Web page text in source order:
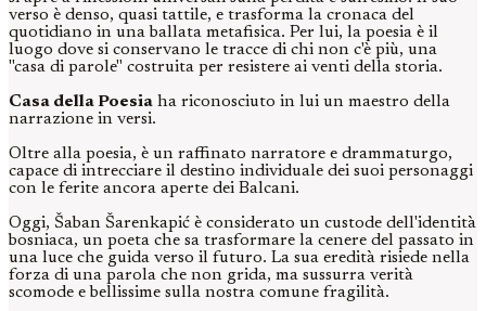
verso è denso, quasi tattile, e trasforma la cronaca del
quotidiano in una ballata metafisica. Per lui, la poesia è il
luogo dove si conservano le tracce di chi non c'è più, una
"casa di parole" costruita per resistere ai venti della storia.
Casa della Poesia ha riconosciuto in lui un maestro della
narrazione in versi.
Oltre alla poesia, è un raffinato narratore e drammaturgo,
capace di intrecciare il destino individuale dei suoi personaggi
con le ferite ancora aperte dei Balcani.
Oggi, Šaban Šarenkapić è considerato un custode dell'identità
bosniaca, un poeta che sa trasformare la cenere del passato in
una luce che guida verso il futuro. La sua eredità risiede nella
forza di una parola che non grida, ma sussurra verità
scomode e bellissime sulla nostra comune fragilità.